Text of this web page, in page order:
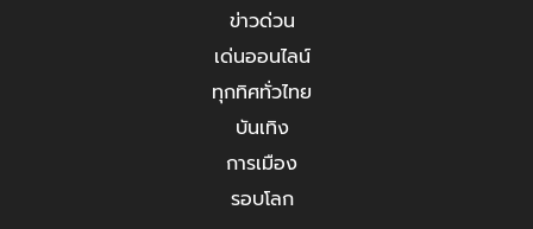
ข่าวด่วน
เด่นออนไลน์
ทุกทิศทั่วไทย
บันเทิง
การเมือง
รอบโลก